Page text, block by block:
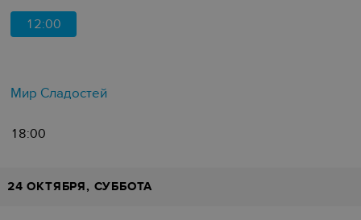
12:00
Мир Сладостей
18:00
24 ОКТЯБРЯ, СУББОТА